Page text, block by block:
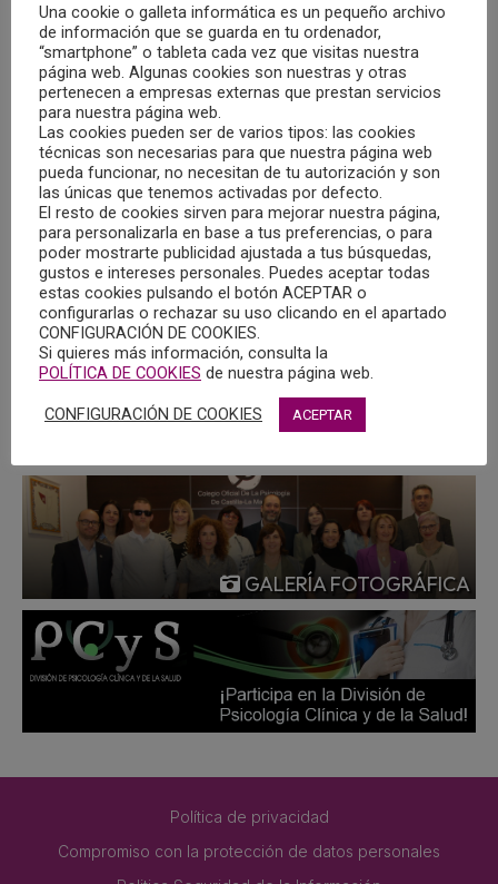
COPCLM Y RESIDENTES PIR DE LA GAI DE
ALBACETE, PRESENTAN DIVERSAS
COMUNICACIONES EN FORMATO POSTER EN EL
CONGRESO DE LISBOA
03/10/2024
El Colegio Oficial de Psicología de Castilla-La Mancha, en
colaboración con las residentes de Formación Sanitaria
Especializada (PIR) de la Gerencia de Atención Integrada
de Albacete, han presentado diversas comunicaciones, en
formato poster, en el XIII Congreso Ibero-Americano de
Psicología.
GALERÍA FOTOGRÁFICA
Política de privacidad
Compromiso con la protección de datos personales
Una cookie o galleta informática es un pequeño archivo
de información que se guarda en tu ordenador,
“smartphone” o tableta cada vez que visitas nuestra
página web. Algunas cookies son nuestras y otras
pertenecen a empresas externas que prestan servicios
para nuestra página web.
Las cookies pueden ser de varios tipos: las cookies
técnicas son necesarias para que nuestra página web
pueda funcionar, no necesitan de tu autorización y son
las únicas que tenemos activadas por defecto.
El resto de cookies sirven para mejorar nuestra página,
para personalizarla en base a tus preferencias, o para
poder mostrarte publicidad ajustada a tus búsquedas,
gustos e intereses personales. Puedes aceptar todas
estas cookies pulsando el botón ACEPTAR o
configurarlas o rechazar su uso clicando en el apartado
CONFIGURACIÓN DE COOKIES.
Si quieres más información, consulta la
POLÍTICA DE COOKIES de nuestra página web.
CONFIGURACIÓN DE COOKIES ACEPTAR